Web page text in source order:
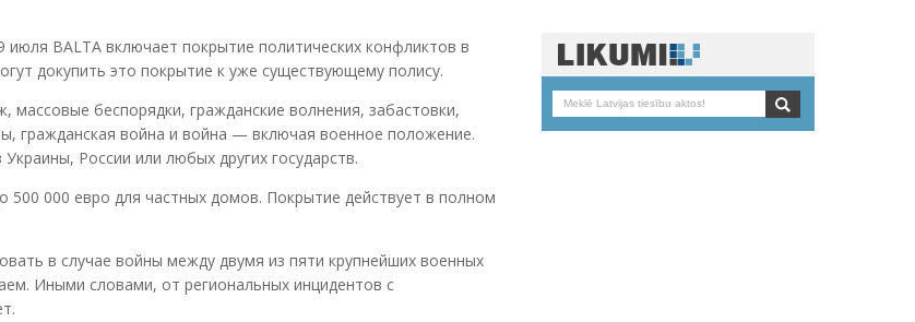
BALTA включает покрытие политических конфликтов в
докупить это покрытие к уже существующему полису.
беспорядки, гражданские волнения, забастовки,
гражданская война и война — включая военное положение.
России или любых других государств.
000 евро для частных домов. Покрытие действует в полном
в случае войны между двумя из пяти крупнейших военных
Иными словами, от региональных инцидентов с